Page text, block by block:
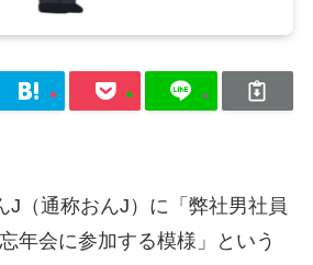
J（通称おんJ）に「弊社男社員
年会に参加する模様」という